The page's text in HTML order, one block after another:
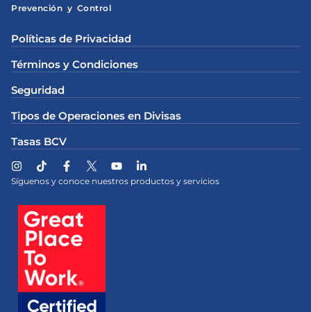
Prevención y Control
Políticas de Privacidad
Términos y Condiciones
Seguridad
Tipos de Operaciones en Divisas
Tasas BCV
Síguenos y conoce nuestros productos y servicios